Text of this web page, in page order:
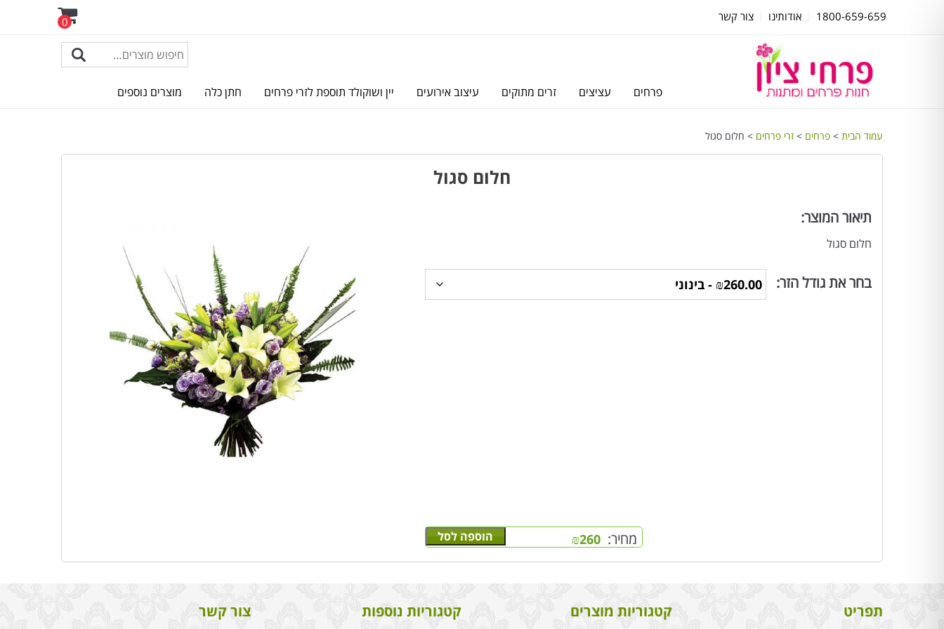
1800-659-659 אודותינו צור קשר 0
פרחים עציצים זרים מתוקים עיצוב אירועים יין ושוקולד תוספת לזרי פרחים חתן כלה מוצרים נוספים
עמוד הבית > פרחים > זרי פרחים > חלום סגול
חלום סגול
תיאור המוצר:
חלום סגול
בחר את גודל הזר:
מחיר: ₪260 הוספה לסל
תפריט קטגוריות מוצרים קטגוריות נוספות צור קשר